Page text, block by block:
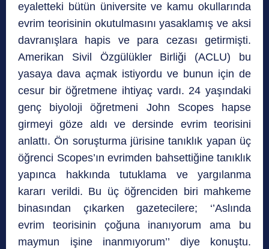
eyaletteki bütün üniversite ve kamu okullarında
evrim teorisinin okutulmasını yasaklamış ve aksi
davranışlara hapis ve para cezası getirmişti.
Amerikan Sivil Özgülükler Birliği (ACLU) bu
yasaya dava açmak istiyordu ve bunun için de
cesur bir öğretmene ihtiyaç vardı. 24 yaşındaki
genç biyoloji öğretmeni John Scopes hapse
girmeyi göze aldı ve dersinde evrim teorisini
anlattı. Ön soruşturma jürisine tanıklık yapan üç
öğrenci Scopes’ın evrimden bahsettiğine tanıklık
yapınca hakkında tutuklama ve yargılanma
kararı verildi. Bu üç öğrenciden biri mahkeme
binasından çıkarken gazetecilere; ‘’Aslında
evrim teorisinin çoğuna inanıyorum ama bu
maymun işine inanmıyorum’’ diye konuştu.